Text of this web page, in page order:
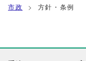
市政 方針・条例